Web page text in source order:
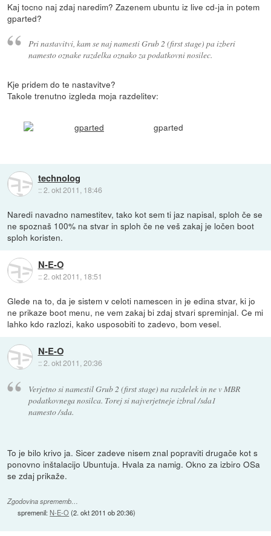
Kaj tocno naj zdaj naredim? Zazenem ubuntu iz live cd-ja in potem
gparted?
Pri nastavitvi, kam se naj namesti Grub 2 (first stage) pa izberi
namesto oznake razdelka oznako za podatkovni nosilec.
Kje pridem do te nastavitve?
Takole trenutno izgleda moja razdelitev:
gparted
technolog
::2. okt 2011, 18:46
Naredi navadno namestitev, tako kot sem ti jaz napisal, sploh če se
ne spoznaš 100% na stvar in sploh če ne veš zakaj je ločen boot
sploh koristen.
N-E-O
::2. okt 2011, 18:51
Glede na to, da je sistem v celoti namescen in je edina stvar, ki jo
ne prikaze boot menu, ne vem zakaj bi zdaj stvari spreminjal. Ce mi
lahko kdo razlozi, kako usposobiti to zadevo, bom vesel.
N-E-O
::2. okt 2011, 20:36
Verjetno si namestil Grub 2 (first stage) na razdelek in ne v MBR
podatkovnega nosilca. Torej si najverjetneje izbral /sda1
namesto /sda.
To je bilo krivo ja. Sicer zadeve nisem znal popraviti drugače kot s
ponovno inštalacijo Ubuntuja. Hvala za namig. Okno za izbiro OSa
se zdaj prikaže.
Zgodovina sprememb…
spremenil:N-E-O(2. okt 2011 ob 20:36)